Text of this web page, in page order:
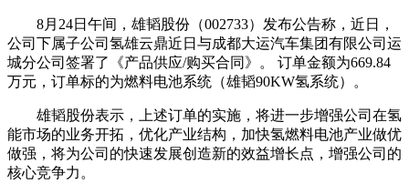
8月24日午间，雄韬股份（002733）发布公告称，近日，
公司下属子公司氢雄云鼎近日与成都大运汽车集团有限公司运
城分公司签署了《产品供应/购买合同》。 订单金额为669.84
万元，订单标的为燃料电池系统（雄韬90KW氢系统）。
雄韬股份表示，上述订单的实施，将进一步增强公司在氢
能市场的业务开拓，优化产业结构，加快氢燃料电池产业做优
做强，将为公司的快速发展创造新的效益增长点，增强公司的
核心竞争力。